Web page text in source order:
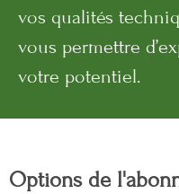
vos qualités
vous permettre
votre potentiel.
Options de